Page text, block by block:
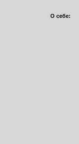
О себе: